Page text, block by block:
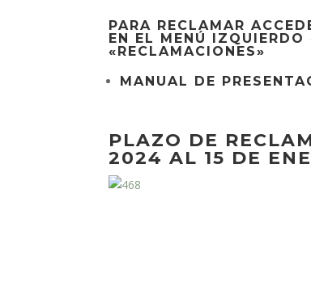
PARA RECLAMAR
EN EL MENÚ IZQUIERDO
«RECLAMACIONES»
MANUAL DE
PLAZO DE
2024 AL 15 DE